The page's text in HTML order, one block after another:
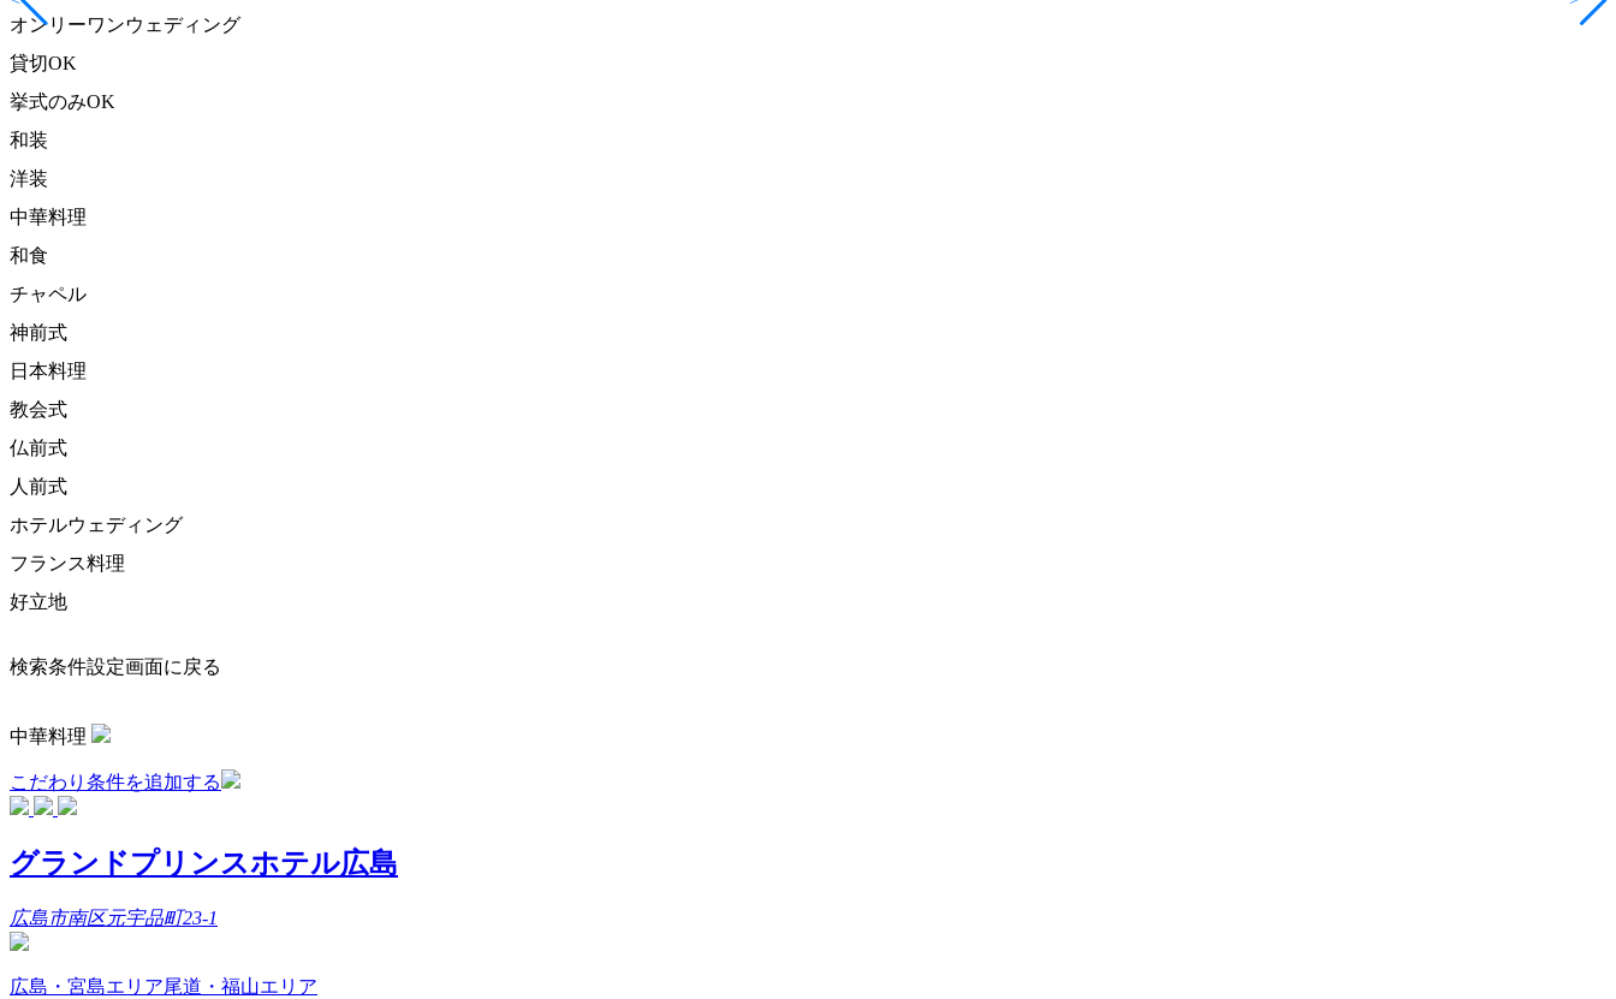
オンリーワンウェディング
貸切OK
挙式のみOK
和装
洋装
中華料理
和食
チャペル
神前式
日本料理
教会式
仏前式
人前式
ホテルウェディング
フランス料理
好立地
検索条件設定画面に戻る
中華料理
こだわり条件を追加する
グランドプリンスホテル広島
広島市南区元宇品町23-1
広島・宮島エリア尾道・福山エリア